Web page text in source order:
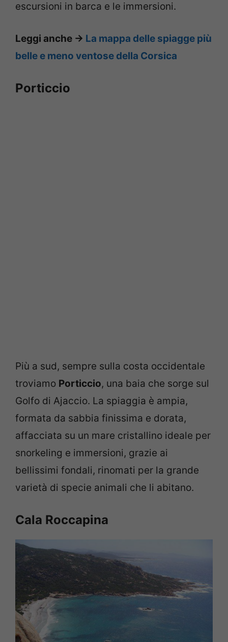
escursioni in barca e le immersioni.
Leggi anche -> La mappa delle spiagge più
belle e meno ventose della Corsica
Porticcio
Più a sud, sempre sulla costa occidentale
troviamo Porticcio, una baia che sorge sul
Golfo di Ajaccio. La spiaggia è ampia,
formata da sabbia finissima e dorata,
affacciata su un mare cristallino ideale per
snorkeling e immersioni, grazie ai
bellissimi fondali, rinomati per la grande
varietà di specie animali che li abitano.
Cala Roccapina